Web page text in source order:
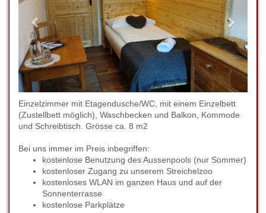
Einzelzimmer mit Etagendusche/WC, mit einem Einzelbett
(Zustellbett möglich), Waschbecken und Balkon, Kommode
und Schreibtisch. Grösse ca. 8 m2
Bei uns immer im Preis inbegriffen:
kostenlose Benutzung des Aussenpools (nur Sommer)
kostenloser Zugang zu unserem Streichelzoo
kostenloses WLAN im ganzen Haus und auf der
Sonnenterrasse
kostenlose Parkplätze